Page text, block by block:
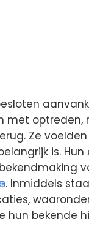
met optreden,
Ze
is. Hun
. Inmiddels
hun bekende